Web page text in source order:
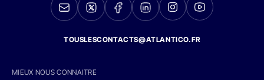
TOUSLESCONTACTS@ATLANTICO.FR
MIEUX NOUS CONNAITRE